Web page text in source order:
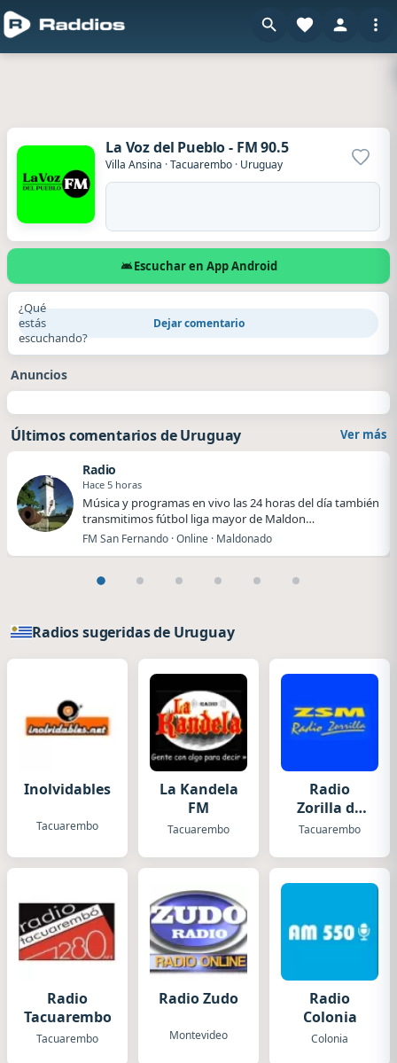
La Voz del Pueblo - FM 90.5
Villa Ansina ·Tacuarembo · Uruguay
Escuchar en App Android
¿Qué
estás
escuchando?
Dejar comentario
Anuncios
Últimos comentarios de Uruguay Ver más
Radio
Hace 5 horas
Música y programas en vivo las 24 horas del día también
transmitimos fútbol liga mayor de Maldon…
FM San Fernando · Online · Maldonado
Radios sugeridas de Uruguay
Inolvidables
Tacuarembo
La Kandela
FM
Tacuarembo
Radio
Zorilla de
San Martín
Tacuarembo
Radio
Tacuarembo
Tacuarembo
Radio Zudo
Montevideo
Radio
Colonia
Colonia